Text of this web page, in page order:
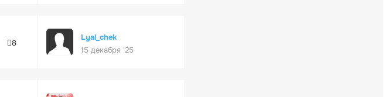
8
Lyal_chek
15 декабря '25